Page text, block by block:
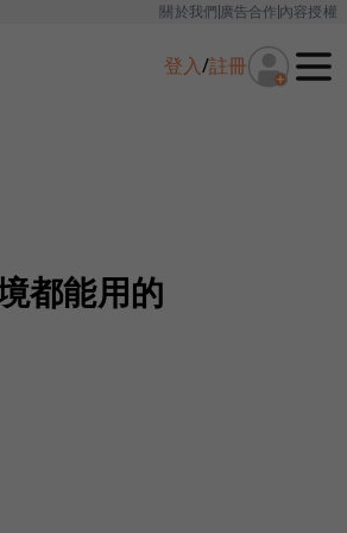
關於我們廣告合作內容授權
登入/註冊
都能用的